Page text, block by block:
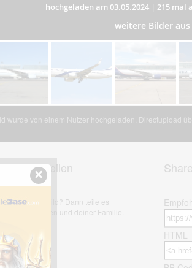
hochgeladen am 03.05.2024 | 215 mal
weitere Bilder
wurde von einem Nutzer hochgeladen. Directupload
Bild teilen
dieses Bild? Dann teile es
deinen Freunden und deiner Familie.
HTML
×